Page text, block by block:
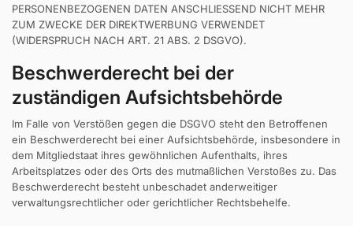
PERSONENBEZOGENEN DATEN ANSCHLIESSEND NICHT MEHR
ZUM ZWECKE DER DIREKTWERBUNG VERWENDET
(WIDERSPRUCH NACH ART. 21 ABS. 2 DSGVO).
Beschwerde­recht bei der
zuständigen Aufsichts­behörde
Im Falle von Verstößen gegen die DSGVO steht den Betroffenen
ein Beschwerderecht bei einer Aufsichtsbehörde, insbesondere in
dem Mitgliedstaat ihres gewöhnlichen Aufenthalts, ihres
Arbeitsplatzes oder des Orts des mutmaßlichen Verstoßes zu. Das
Beschwerderecht besteht unbeschadet anderweitiger
verwaltungsrechtlicher oder gerichtlicher Rechtsbehelfe.